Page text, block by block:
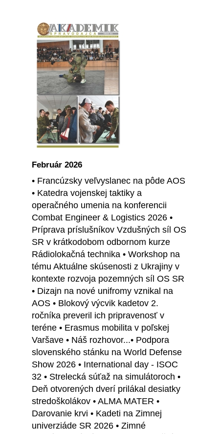
Február 2026
• Francúzsky veľvyslanec na pôde AOS
• Katedra vojenskej taktiky a
operačného umenia na konferencii
Combat Engineer & Logistics 2026 •
Príprava príslušníkov Vzdušných síl OS
SR v krátkodobom odbornom kurze
Rádiolokačná technika • Workshop na
tému Aktuálne skúsenosti z Ukrajiny v
kontexte rozvoja pozemných síl OS SR
• Dizajn na nové unifromy vznikal na
AOS • Blokový výcvik kadetov 2.
ročníka preveril ich pripravenosť v
teréne • Erasmus mobilita v poľskej
Varšave • Náš rozhovor...• Podpora
slovenského stánku na World Defense
Show 2026 • International day - ISOC
32 • Strelecká súťaž na simulátoroch •
Deň otvorených dverí prilákal desiatky
stredoškolákov • ALMA MATER •
Darovanie krvi • Kadeti na Zimnej
univerziáde SR 2026 • Zimné